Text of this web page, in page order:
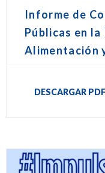
Informe de
Públicas en
Alimentación
DESCARGAR PDF